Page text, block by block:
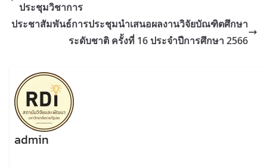
ประชุมวิชาการ
ประชาสัมพันธ์การประชุมนำเสนอผลงานวิจัยบัณฑิตศึกษา
ระดับชาติ ครั้งที่ 16 ประจำปีการศึกษา 2566
admin